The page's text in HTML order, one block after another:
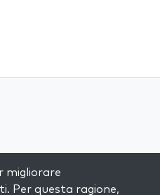
migliorare
Per questa ragione,